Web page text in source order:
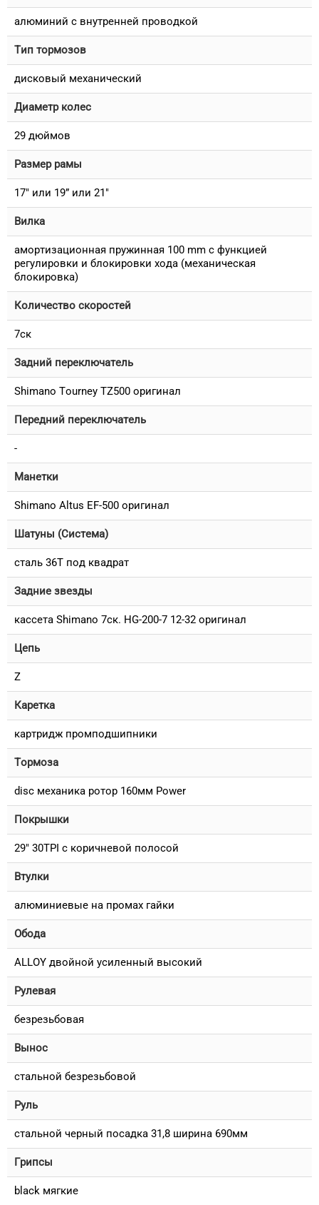
алюминий с внутренней проводкой
Тип тормозов
дисковый механический
Диаметр колес
29 дюймов
Размер рамы
17" или 19” или 21"
Вилка
амортизационная пружинная 100 mm с функцией
регулировки и блокировки хода (механическая
блокировка)
Количество скоростей
7ск
Задний переключатель
Shimano Tourney TZ500 оригинал
Передний переключатель
-
Манетки
Shimano Altus EF-500 оригинал
Шатуны (Система)
сталь 36T под квадрат
Задние звезды
кассета Shimano 7ск. HG-200-7 12-32 оригинал
Цепь
Z
Каретка
картридж промподшипники
Тормоза
disc механика ротор 160мм Power
Покрышки
29" 30TPI с коричневой полосой
Втулки
алюминиевые на промах гайки
Обода
ALLOY двойной усиленный высокий
Рулевая
безрезьбовая
Вынос
стальной безрезьбовой
Руль
стальной черный посадка 31,8 ширина 690мм
Грипсы
black мягкие